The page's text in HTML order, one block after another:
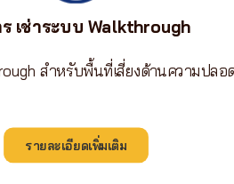
เช่าระบบ Walkthrough
สำหรับพื้นที่เสี่ยงด้านความปลอ
รายละเอียดเพิ่มเติม